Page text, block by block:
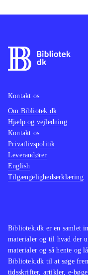
Bibliotek.dk er en samlet
materialer og til hvad der
materialer og så hente og
Bibliotek.dk til at søge
tidsskrifter, artikler, e-
Kontakt os
Om Bibliotek.dk
Hjælp og vejledning
Kontakt os
Privatlivspolitik
Leverandører
English
Tilgængelighedserklæring